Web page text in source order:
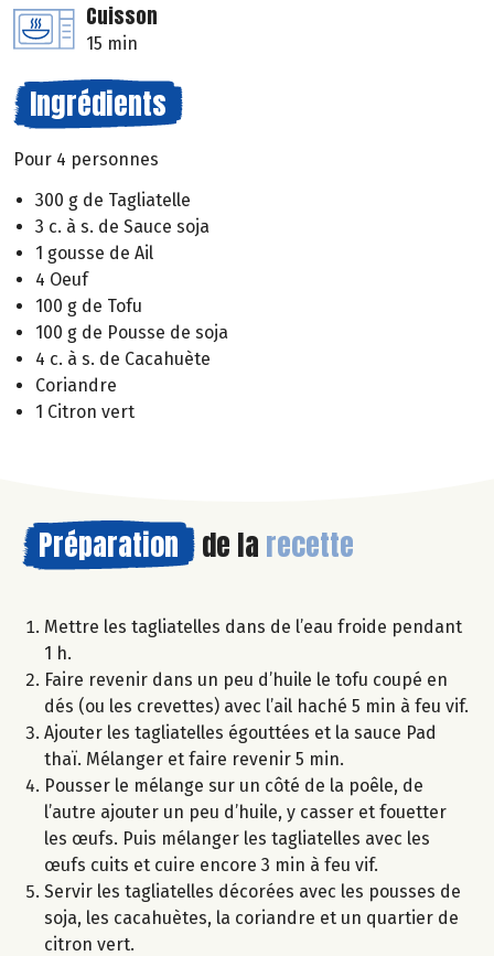
Cuisson
15 min
Ingrédients
Pour 4 personnes
300 g de Tagliatelle
3 c. à s. de Sauce soja
1 gousse de Ail
4 Oeuf
100 g de Tofu
100 g de Pousse de soja
4 c. à s. de Cacahuète
Coriandre
1 Citron vert
Préparation de la recette
Mettre les tagliatelles dans de l’eau froide pendant
1 h.
Faire revenir dans un peu d’huile le tofu coupé en
dés (ou les crevettes) avec l’ail haché 5 min à feu vif.
Ajouter les tagliatelles égouttées et la sauce Pad
thaï. Mélanger et faire revenir 5 min.
Pousser le mélange sur un côté de la poêle, de
l’autre ajouter un peu d’huile, y casser et fouetter
les œufs. Puis mélanger les tagliatelles avec les
œufs cuits et cuire encore 3 min à feu vif.
Servir les tagliatelles décorées avec les pousses de
soja, les cacahuètes, la coriandre et un quartier de
citron vert.